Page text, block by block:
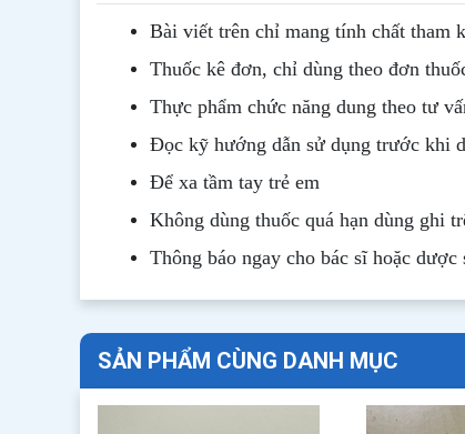
Bài viết trên chỉ mang tính chất tham
Thuốc kê đơn, chỉ dùng theo đơn
Thực phẩm chức năng dung theo tư
Đọc kỹ hướng dẫn sử dụng trước khi
Để xa tầm tay trẻ em
Không dùng thuốc quá hạn dùng ghi
Thông báo ngay cho bác sĩ hoặc
SẢN PHẨM CÙNG DANH MỤC